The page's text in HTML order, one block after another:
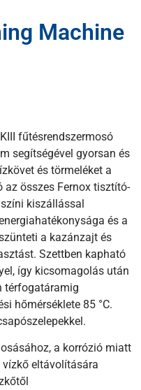
Machine
fűtésrendszermosó
segítségével gyorsan és
és törmeléket a
összes Fernox tisztító-
kiszállással
és a
a kazánzajt és
Szettben kapható
így kicsomagolás után
térfogatáramig
hőmérséklete 85 °C.
a korrózió miatt
vízkő eltávolítására